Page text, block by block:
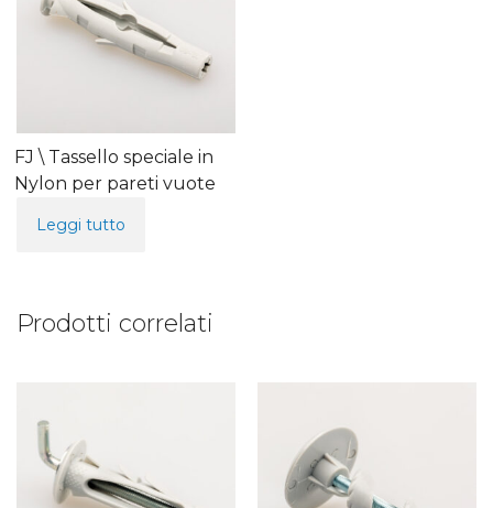
FJ \ Tassello speciale in
Nylon per pareti vuote
Leggi tutto
Prodotti correlati